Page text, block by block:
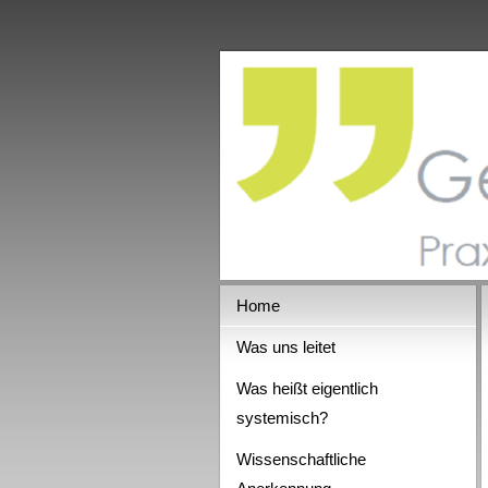
Home
Was uns leitet
Was heißt eigentlich
systemisch?
Wissenschaftliche